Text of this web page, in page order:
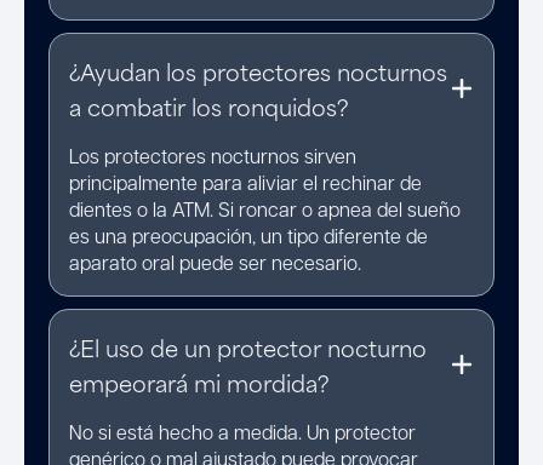
¿Ayudan los protectores nocturnos
a combatir los ronquidos?
Los protectores nocturnos sirven
principalmente para aliviar el rechinar de
dientes o la ATM. Si roncar o apnea del sueño
es una preocupación, un tipo diferente de
aparato oral puede ser necesario.
¿El uso de un protector nocturno
empeorará mi mordida?
No si está hecho a medida. Un protector
genérico o mal ajustado puede provocar